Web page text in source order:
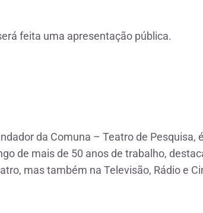
feita uma apresentação pública.
da Comuna – Teatro de Pesquisa,
de mais de 50 anos de trabalho,
mas também na Televisão, Rádio e